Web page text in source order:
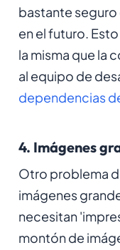
bastante seguro
en el futuro.
la misma que la
al equipo de
dependencias
4. Imágenes
Otro problema
imágenes
necesitan
montón de